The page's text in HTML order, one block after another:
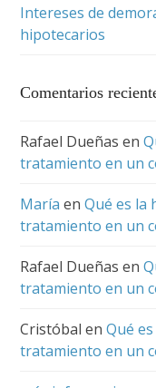
Intereses de
hipotecarios
Comentarios
Rafael Dueñas en
tratamiento en un
María enQué es la
tratamiento en un
Rafael Dueñas en
tratamiento en un
Cristóbal enQué
tratamiento en un